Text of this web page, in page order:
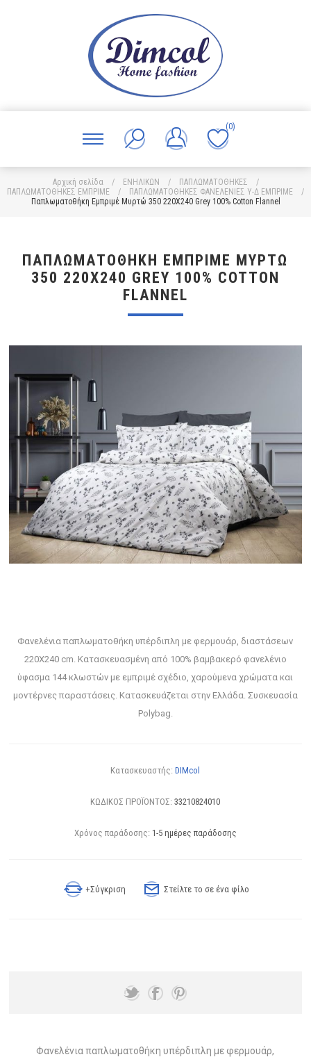
(0)
Αρχική σελίδα / ΕΝΗΛΙΚΩΝ / ΠΑΠΛΩΜΑΤΟΘΗΚΕΣ
/
ΠΑΠΛΩΜΑΤΟΘΗΚΕΣ ΕΜΠΡΙΜΕ
/ ΠΑΠΛΩΜΑΤΟΘΗΚΕΣ ΦΑΝΕΛΕΝΙΕΣ Υ-Δ ΕΜΠΡΙΜΕ
/
Παπλωματοθήκη Εμπριμέ Μυρτώ 350 220X240 Grey 100% Cotton Flannel
ΠΑΠΛΩΜΑΤΟΘΉΚΗ ΕΜΠΡΙΜΈ ΜΥΡΤΏ
350 220X240 GREY 100% COTTON
FLANNEL
Φανελένια παπλωματοθήκη υπέρδιπλη με φερμουάρ, διαστάσεων
220X240 cm. Κατασκευασμένη από 100% βαμβακερό φανελένιο
ύφασμα 144 κλωστών με εμπριμέ σχέδιο, χαρούμενα χρώματα και
μοντέρνες παραστάσεις. Κατασκευάζεται στην Ελλάδα. Συσκευασία
Polybag.
Κατασκευαστής: DIMcol
ΚΩΔΙΚΟΣ ΠΡΟΪΟΝΤΟΣ: 33210824010
Χρόνος παράδοσης: 1-5 ημέρες παράδοσης
+Σύγκριση Στείλτε το σε ένα φίλο
Φανελένια παπλωματοθήκη υπέρδιπλη με φερμουάρ,